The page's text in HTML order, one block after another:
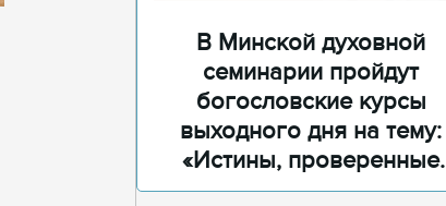
В Минской духовной
семинарии пройдут
богословские курсы
выходного дня на тему:
«Истины, проверенные
временем»